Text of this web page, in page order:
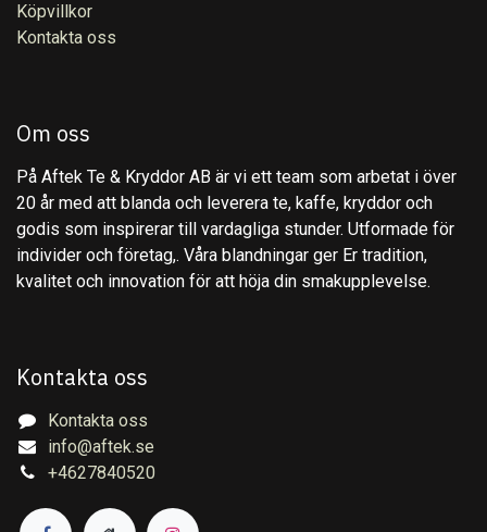
Köpvillkor
Kontakta oss
Om oss
På Aftek Te & Kryddor AB är vi ett team som arbetat i över
20 år med att blanda och leverera te, kaffe, kryddor och
godis som inspirerar till vardagliga stunder. Utformade för
individer och företag,. Våra blandningar ger Er tradition,
kvalitet och innovation för att höja din smakupplevelse.
Kontakta oss
Kontakta oss
info@aftek.se
+4627840520